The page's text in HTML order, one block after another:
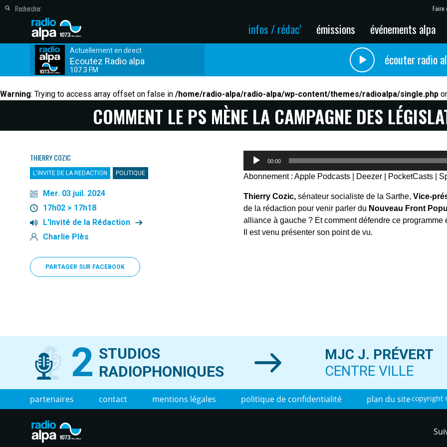
Faire
infos / rédac’ émissions événements alpa
Actuellement en direct
Ecoutez Radio alpa
107.3 FM
écouter radio
Warning: Trying to access array offset on false in /home/radio-alpa/radio-alpa/wp-content/themes/radioalpa/single.php
COMMENT LE PS MÈNE LA CAMPAGNE DES
THIERRY COZIC
L'INVITE DE LA REDACTION POLITIQUE
Mer. 03 juil. 2024
17h02 > 17h18
L'Invité de la Rédaction
Charlie Plès
PARTAGER SUR FACEBOOK
Lecteur
00:00
Abonnement :Apple Podcasts Deezer PocketCasts
Thierry Cozic,sénateur socialiste de la Sarthe,Vice-
de la rédaction pour venir parler du Nouveau Front
alliance à gauche ? Et comment défendre ce programme
Il est venu présenter son point de vu.
2 STUDIOS
RADIOPHONIQUES
MJC J. PRÉVERT
CENTRE VILLE
partenaires contact mentions légales politique de confidentialité plan du sitecopyright